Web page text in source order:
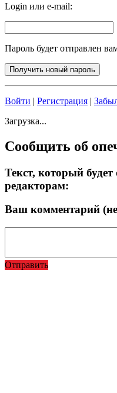
Login или e-mail:
Пароль будет отправлен
Войти | Регистрация |
Загрузка...
Сообщить об
Текст, который
редакторам:
Ваш комментарий
Отправить